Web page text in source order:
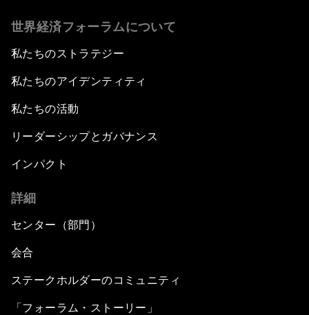
世界経済フォーラムについて
私たちのストラテジー
私たちのアイデンティティ
私たちの活動
リーダーシップとガバナンス
インパクト
詳細
センター（部門）
会合
ステークホルダーのコミュニティ
「フォーラム・ストーリー」